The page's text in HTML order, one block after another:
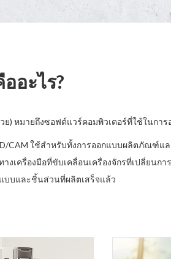
อะไร?
ย) หมายถึงซอฟต์แวร์คอมพิวเตอร์ที่ใช้ในก
CAM ใช้สำหรับทั้งการออกแบบผลิตภัณฑ์แ
เครื่องมือที่ขับเคลื่อนเครื่องจักรที่เปลี่ยน
บบและชิ้นส่วนที่ผลิตเสร็จแล้ว